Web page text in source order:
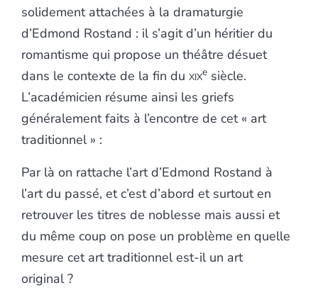
solidement attachées à la dramaturgie
d’Edmond Rostand : il s’agit d’un héritier du
romantisme qui propose un théâtre désuet
dans le contexte de la fin du xixe siècle.
L’académicien résume ainsi les griefs
généralement faits à l’encontre de cet « art
traditionnel » :
Par là on rattache l’art d’Edmond Rostand à
l’art du passé, et c’est d’abord et surtout en
retrouver les titres de noblesse mais aussi et
du même coup on pose un problème en quelle
mesure cet art traditionnel est-il un art
original ?